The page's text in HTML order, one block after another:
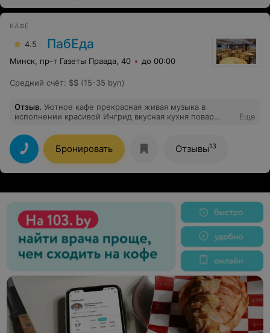
КАФЕ
4.5 ПабЕда
Минск, пр-т Газеты Правда, 40 до 00:00
Средний счёт: $$ (15-35 byn)
Отзыв. Уютное кафе прекрасная живая музыка в
исполнении красивой Ингрид вкусная кухня повар
нас в субботу
Еще
Бронировать Отзывы13